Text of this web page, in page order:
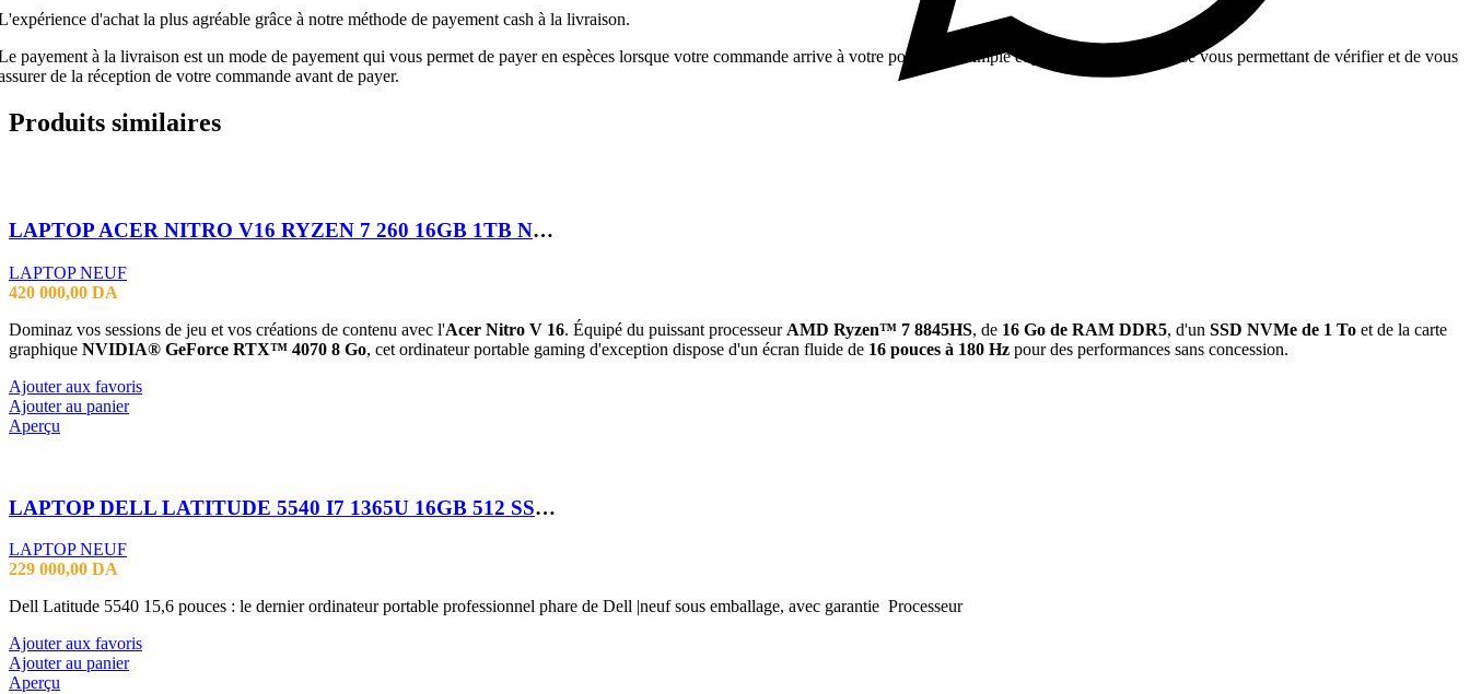
d'achat la plus agréable grâce à notre méthode de payement cash à la livraison.
payement à la livraison est un mode de payement qui vous permet de payer en espèces lorsque votre commande arrive à votre porte, c'est simple et pratique et sans surprise vous permettant de vérifier et de vous
de la réception de votre commande avant de payer.
Produits similaires
LAPTOP ACER NITRO V16 RYZEN 7 260 16GB 1TB NVME RTX 5070 8GB 16 180HZ
LAPTOP NEUF
420 000,00 DA
Dominaz vos sessions de jeu et vos créations de contenu avec l'Acer Nitro V 16. Équipé du puissant processeur AMD Ryzen™ 7 8845HS, de 16 Go de RAM DDR5, d'un SSD NVMe de 1 To et de la carte
graphique NVIDIA® GeForce RTX™ 4070 8 Go, cet ordinateur portable gaming d'exception dispose d'un écran fluide de 16 pouces à 180 Hz pour des performances sans concession.
Ajouter aux favoris
Ajouter au panier
Aperçu
LAPTOP DELL LATITUDE 5540 I7 1365U 16GB 512 SSD 15.6 M
LAPTOP NEUF
229 000,00 DA
Dell Latitude 5540 15,6 pouces : le dernier ordinateur portable professionnel phare de Dell |neuf sous emballage, avec garantie Processeur
Ajouter aux favoris
Ajouter au panier
Aperçu